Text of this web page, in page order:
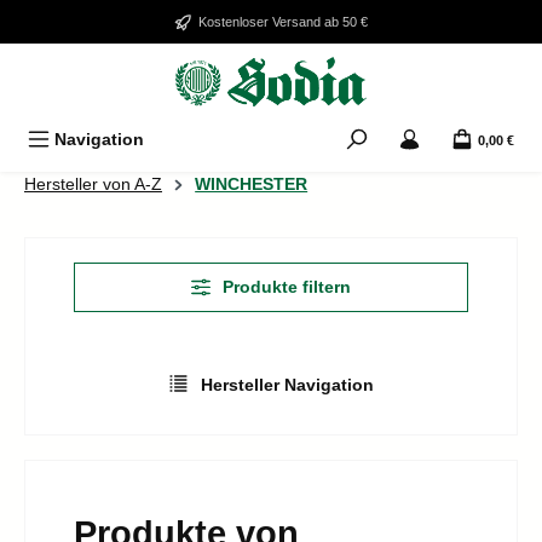
Zum Hauptinhalt springenKostenloser Versand ab 50 €
Navigation 0,00 €
Hersteller von A-Z WINCHESTER
Produkte filtern
Hersteller Navigation
Produkte von